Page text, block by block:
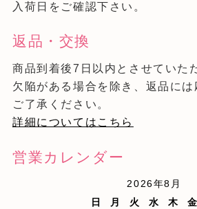
入荷日をご確認下さい。
返品・交換
商品到着後7日以内とさせていた
欠陥がある場合を除き、返品に
ご了承ください。
詳細についてはこちら
営業カレンダー
2026年8月
日
月 火 水 木 金